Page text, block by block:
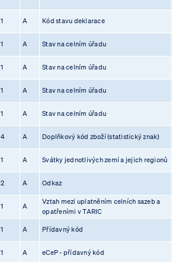
1 A Kód stavu deklarace
1 A Stav na celním úřadu
1 A Stav na celním úřadu
1 A Stav na celním úřadu
1 A Stav na celním úřadu
4 A Doplňkový kód zboží (statistický znak)
1 A Svátky jednotlivých zemí a jejich regionů
2 A Odkaz
1 A
Vztah mezi uplatněním celních sazeb a
opatřeními v TARIC
1 A Přídavný kód
1 A eCeP - přídavný kód